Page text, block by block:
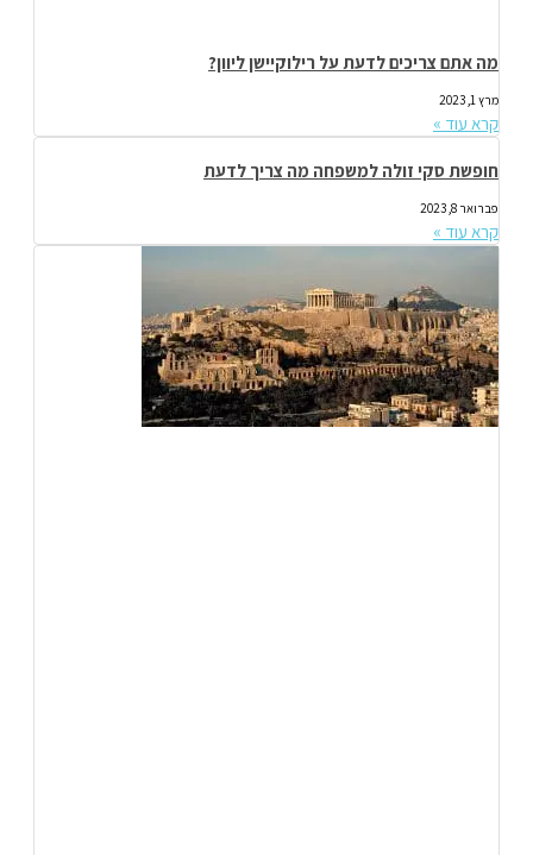
מה אתם צריכים לדעת על רילוקיישן ליוון?
מרץ 1, 2023
קרא עוד »
חופשת סקי זולה למשפחה מה צריך לדעת
פברואר 8, 2023
קרא עוד »